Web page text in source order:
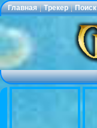
Главная | Трекер | Поиск